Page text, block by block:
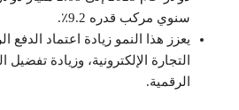
سنوي مركب قدره 9.2٪.
يعزز هذا النمو زيادة اعتماد
التجارة الإلكترونية، وزيادة
الرقمية.